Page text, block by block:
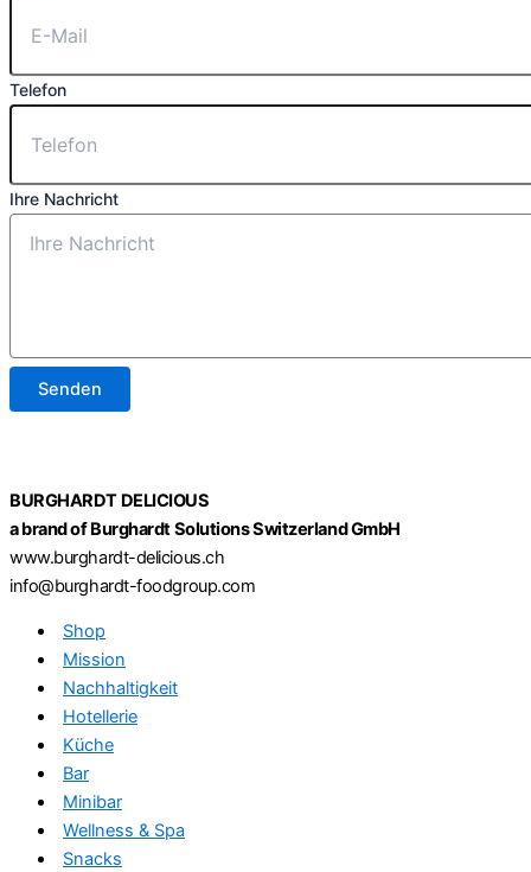
Telefon
Ihre Nachricht
Senden
BURGHARDT DELICIOUS
a brand of Burghardt Solutions Switzerland GmbH
www.burghardt-delicious.ch
info@burghardt-foodgroup.com
Shop
Mission
Nachhaltigkeit
Hotellerie
Küche
Bar
Minibar
Wellness & Spa
Snacks